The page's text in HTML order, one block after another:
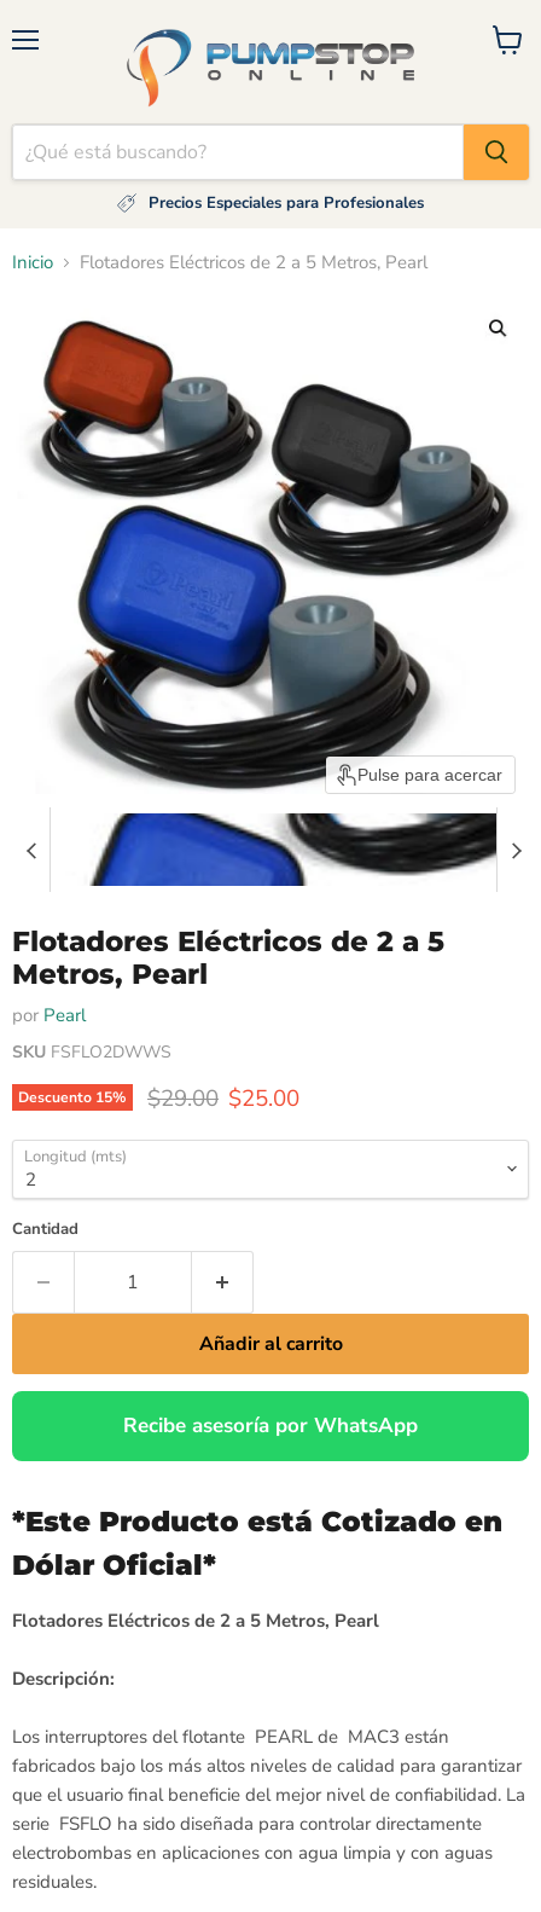
Precios Especiales para Profesionales
Ver
Inicio Flotadores Eléctricos de 2 a 5 Metros, Pearl
Pulse para acercar
Flotadores Eléctricos de 2 a 5
Metros, Pearl
por Pearl
SKU FSFLO2DWWS
Descuento 15% $29.00 $25.00
Longitud (mts)
Cantidad
Añadir al carrito
Recibe asesoría por WhatsApp
*Este Producto está Cotizado en
Dólar Oficial*
Flotadores Eléctricos de 2 a 5 Metros, Pearl
Descripción:
Los interruptores del flotante PEARL de MAC3 están
fabricados bajo los más altos niveles de calidad para garantizar
que el usuario final beneficie del mejor nivel de confiabilidad. La
serie FSFLO ha sido diseñada para controlar directamente
electrobombas en aplicaciones con agua limpia y con aguas
residuales.